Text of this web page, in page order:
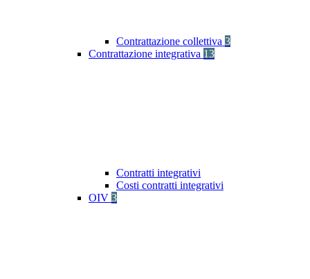
Contrattazione collettiva 3
Contrattazione integrativa 13
Contratti integrativi
Costi contratti integrativi
OIV 3